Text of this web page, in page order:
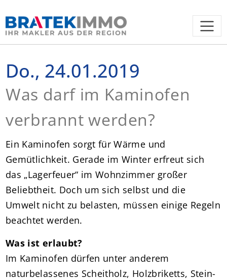
Do., 24.01.2019
Was darf im Kaminofen
verbrannt werden?
Ein Kaminofen sorgt für Wärme und
Gemütlichkeit. Gerade im Winter erfreut sich
das „Lagerfeuer“ im Wohnzimmer großer
Beliebtheit. Doch um sich selbst und die
Umwelt nicht zu belasten, müssen einige Regeln
beachtet werden.
Was ist erlaubt?
Im Kaminofen dürfen unter anderem
naturbelassenes Scheitholz, Holzbriketts, Stein-